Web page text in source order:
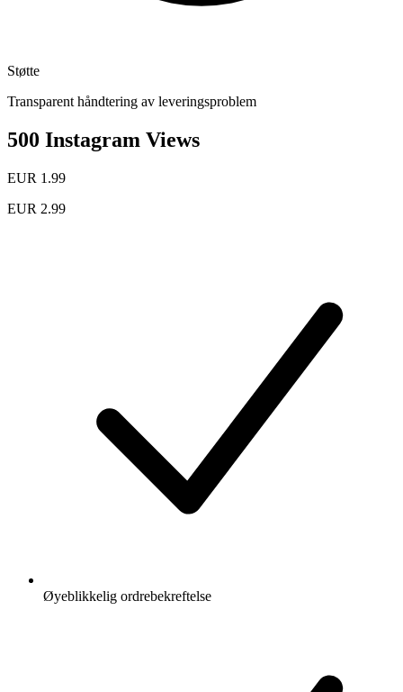
Støtte
Transparent håndtering av leveringsproblem
500 Instagram Views
EUR 1.99
EUR 2.99
Øyeblikkelig ordrebekreftelse